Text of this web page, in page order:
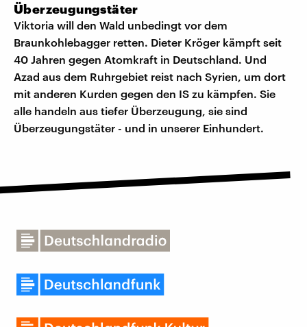
Überzeugungstäter
Viktoria will den Wald unbedingt vor dem
Braunkohlebagger retten. Dieter Kröger kämpft seit
40 Jahren gegen Atomkraft in Deutschland. Und
Azad aus dem Ruhrgebiet reist nach Syrien, um dort
mit anderen Kurden gegen den IS zu kämpfen. Sie
alle handeln aus tiefer Überzeugung, sie sind
Überzeugungstäter - und in unserer Einhundert.